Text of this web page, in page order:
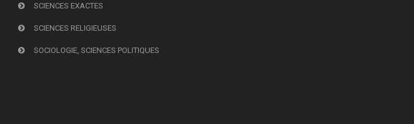
SCIENCES EXACTES
SCIENCES RELIGIEUSES
SOCIOLOGIE, SCIENCES POLITIQUES